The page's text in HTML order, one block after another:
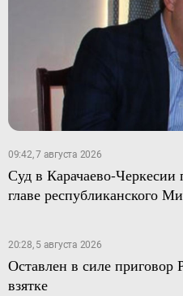
09:42, 7 августа 2026
Суд в Карачаево-
главе республиканского
20:28, 5 августа 2026
Оставлен в силе
взятке